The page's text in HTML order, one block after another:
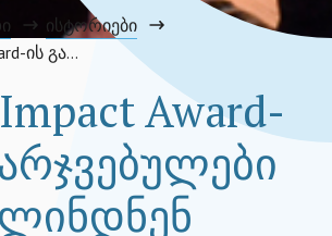
ისტორიები
Social Impact Award-ის გამარჯვებულები გამოვლინდნენ
Award-